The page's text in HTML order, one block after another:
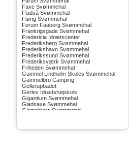
Faxe Svømmehal
Fladså Svømmehal
Fløng Svømmehal
Forum Faaborg Svømmehal
Frankrigsgade Svømmehal
Fredericia Idrætscenter
Frederiksberg Svømmehal
Frederikshavn Svømmehal
Frederikssund Svømmehal
Frederiksværk Svømmehal
Friheden Svømmehal
Gammel Lindholm Skoles Svømmehal
Gammelbro Camping
Gellerupbadet
Gerlev Idrætshøjskole
Gigantium Svømmehal
Gladsaxe Svømmehal
Glamsbjerg Svømmehal
Greve Svømmehal